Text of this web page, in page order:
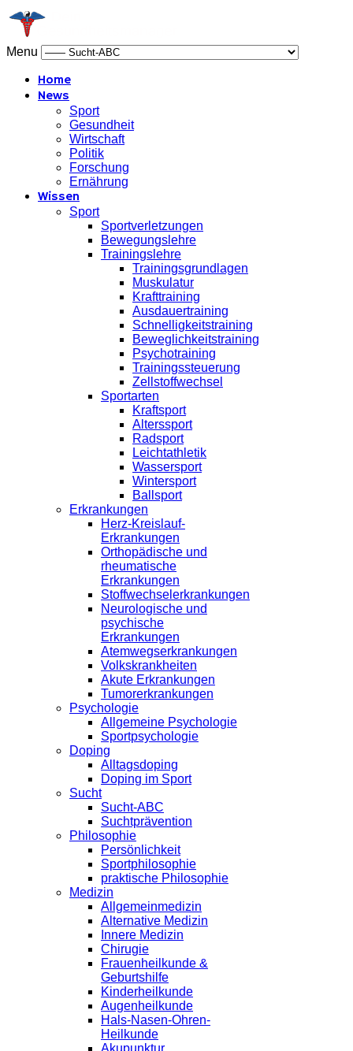
Menu
Home
News
Sport
Gesundheit
Wirtschaft
Politik
Forschung
Ernährung
Wissen
Sport
Sportverletzungen
Bewegungslehre
Trainingslehre
Trainingsgrundlagen
Muskulatur
Krafttraining
Ausdauertraining
Schnelligkeitstraining
Beweglichkeitstraining
Psychotraining
Trainingssteuerung
Zellstoffwechsel
Sportarten
Kraftsport
Alterssport
Radsport
Leichtathletik
Wassersport
Wintersport
Ballsport
Erkrankungen
Herz-Kreislauf-
Erkrankungen
Orthopädische und
rheumatische
Erkrankungen
Stoffwechselerkrankungen
Neurologische und
psychische
Erkrankungen
Atemwegserkrankungen
Volkskrankheiten
Akute Erkrankungen
Tumorerkrankungen
Psychologie
Allgemeine Psychologie
Sportpsychologie
Doping
Alltagsdoping
Doping im Sport
Sucht
Sucht-ABC
Suchtprävention
Philosophie
Persönlichkeit
Sportphilosophie
praktische Philosophie
Medizin
Allgemeinmedizin
Alternative Medizin
Innere Medizin
Chirugie
Frauenheilkunde &
Geburtshilfe
Kinderheilkunde
Augenheilkunde
Hals-Nasen-Ohren-
Heilkunde
Akupunktur